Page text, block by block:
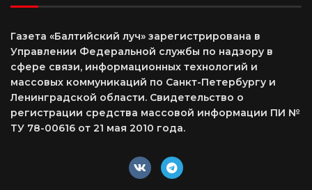
Газета «Балтийский луч» зарегистрирована в
Управлении Федеральной службы по надзору в
сфере связи, информационных технологий и
массовых коммуникаций по Санкт-Петербургу и
Ленинградской области. Свидетельство о
регистрации средства массовой информации ПИ №
ТУ 78-00616 от 21 мая 2010 года.